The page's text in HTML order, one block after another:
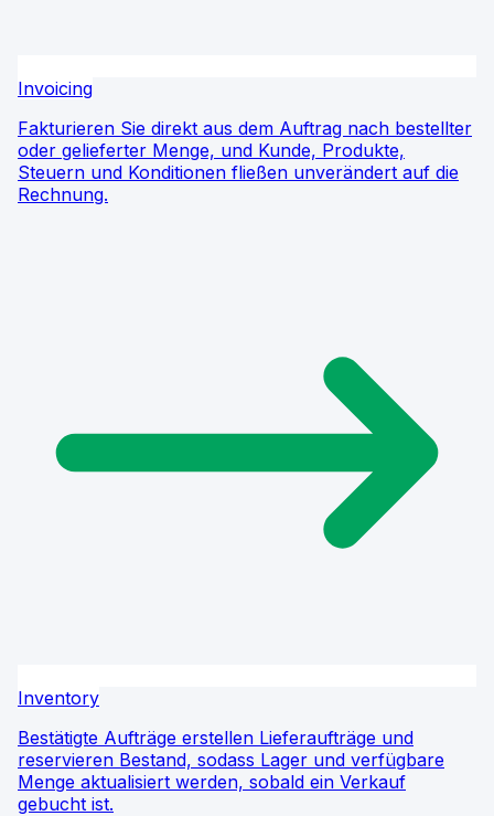
Invoicing
Fakturieren Sie direkt aus dem Auftrag nach bestellter
oder gelieferter Menge, und Kunde, Produkte,
Steuern und Konditionen fließen unverändert auf die
Rechnung.
Inventory
Bestätigte Aufträge erstellen Lieferaufträge und
reservieren Bestand, sodass Lager und verfügbare
Menge aktualisiert werden, sobald ein Verkauf
gebucht ist.